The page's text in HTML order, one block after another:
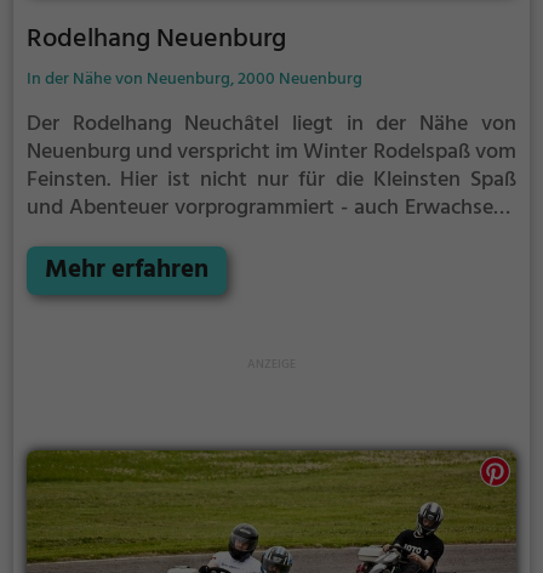
Rodelhang Neuenburg
In der Nähe von Neuenburg, 2000 Neuenburg
Der Rodelhang Neuchâtel liegt in der Nähe von
Neuenburg und verspricht im Winter Rodelspaß vom
Feinsten. Hier ist nicht nur für die Kleinsten Spaß
und Abenteuer vorprogrammiert - auch Erwachsene
Schlitten setzen und eine rasante Abfahrt wagen.
Mehr erfahren